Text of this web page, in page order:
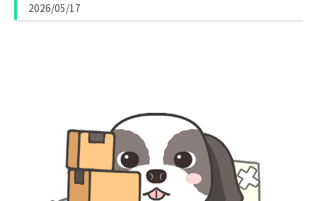
2026/05/17